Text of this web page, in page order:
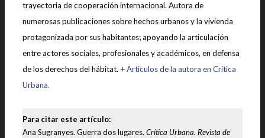
trayectoria de cooperación internacional. Autora de
numerosas publicaciones sobre hechos urbanos y la vivienda
protagonizada por sus habitantes; apoyando la articulación
entre actores sociales, profesionales y académicos, en defensa
de los derechos del hábitat. + Articulos de la autora en Crítica
Urbana.
Para citar este artículo:
Ana Sugranyes. Guerra dos lugares. Crítica Urbana. Revista de